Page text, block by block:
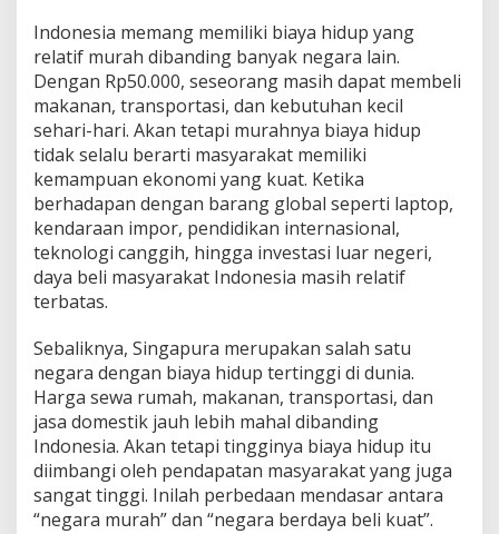
Indonesia memang memiliki biaya hidup yang
relatif murah dibanding banyak negara lain.
Dengan Rp50.000, seseorang masih dapat membeli
makanan, transportasi, dan kebutuhan kecil
sehari-hari. Akan tetapi murahnya biaya hidup
tidak selalu berarti masyarakat memiliki
kemampuan ekonomi yang kuat. Ketika
berhadapan dengan barang global seperti laptop,
kendaraan impor, pendidikan internasional,
teknologi canggih, hingga investasi luar negeri,
daya beli masyarakat Indonesia masih relatif
terbatas.
Sebaliknya, Singapura merupakan salah satu
negara dengan biaya hidup tertinggi di dunia.
Harga sewa rumah, makanan, transportasi, dan
jasa domestik jauh lebih mahal dibanding
Indonesia. Akan tetapi tingginya biaya hidup itu
diimbangi oleh pendapatan masyarakat yang juga
sangat tinggi. Inilah perbedaan mendasar antara
“negara murah” dan “negara berdaya beli kuat”.